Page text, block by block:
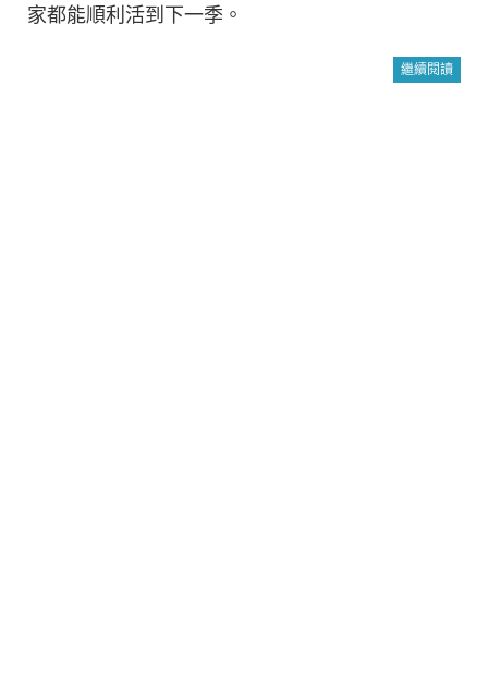
家都能順利活到下一季。
繼續閱讀